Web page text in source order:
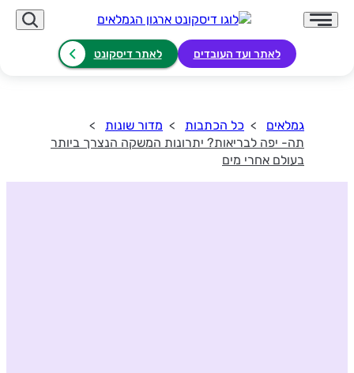
לאתר ועד העובדים לאתר דיסקונט
גמלאים כל הכתבות
מדור שונות
תה- יפה לבריאות? יתרונות המשקה הנצרך ביותר
בעולם אחרי מים